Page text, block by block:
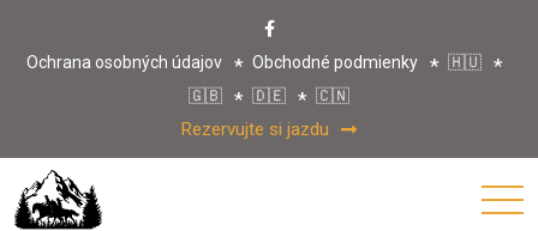
Ochrana osobných údajov Obchodné podmienky
🇭🇺
🇬🇧
🇩🇪 🇨🇳
Rezervujte si jazdu